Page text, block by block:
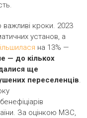
важливі кроки. 2023
установ, а
на 13% —
— до кількох
ще
переселенців.
За оцінкою МЗС,